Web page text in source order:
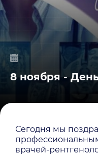
8 ноября -
Сегодня мы
врачей-